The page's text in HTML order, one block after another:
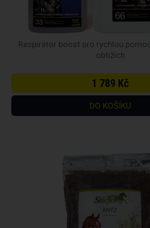
Respirator boost pro rychlou
obtížích
1 789 Kč